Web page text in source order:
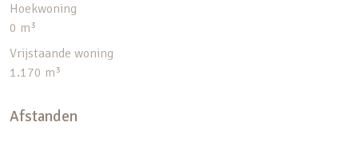
Hoekwoning
0 m³
Vrijstaande woning
1.170 m³
Afstanden